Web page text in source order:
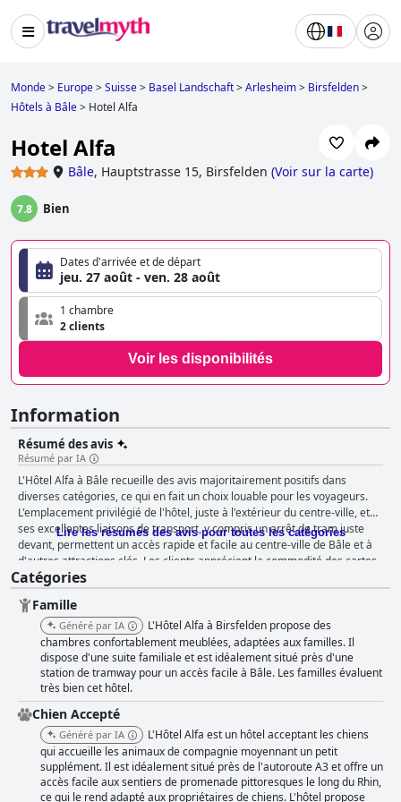
Monde> Europe>Suisse> Basel Landschaft>Arlesheim> Birsfelden>
Hôtels à Bâle> Hotel Alfa
Hotel Alfa
Bâle, Hauptstrasse 15, Birsfelden (Voir sur la carte)
7.8 Bien
Dates d'arrivée et de départ
jeu. 27 août - ven. 28 août
1 chambre
2 clients
Voir les disponibilités
Information
Résumé des avis
Résumé par IA
L'Hôtel Alfa à Bâle recueille des avis majoritairement positifs dans
diverses catégories, ce qui en fait un choix louable pour les voyageurs.
L'emplacement privilégié de l'hôtel, juste à l'extérieur du centre-ville, et
ses excellentes liaisons de transport, y compris un arrêt de tram juste
devant, permettent un accès rapide et facile au centre-ville de Bâle et à
d'autres attractions clés. Les clients apprécient la commodité des cartes
de transport public gratuites et l'accès facile aux principales autoroutes,
aux supermarchés et aux sentiers de randonnée pittoresques le long du
Rhin. La proximité des lieux d'affaires et des musées populaires renforce
encore son attrait. L'expérience du petit-déjeuner à l'Hôtel Alfa est
régulièrement saluée pour sa qualité et sa variété, de nombreux clients
soulignant la fraîcheur et l'abondance des options, notamment le
véritable fromage suisse. Bien que certains suggèrent des améliorations
en termes de variété et de réapprovisionnement, le sentiment général
est que le petit-déjeuner offre un début de journée satisfaisant et sain.
Bien que le restaurant de l'hôtel soit fermé depuis la pandémie, les
environs compensent avec une riche sélection de restaurants. Les clients
peuvent profiter d'une variété de restaurants, allant des authentiques
pizzerias italiennes aux restaurants thaïlandais tard le soir et à la cuisine
suisse traditionnelle, tous situés à quelques pas. Les avis sur les
Lire les résumés des avis pour toutes les catégories
Catégories
Famille
Généré par IA
L'Hôtel Alfa à Birsfelden propose des
chambres confortablement meublées, adaptées aux familles. Il
dispose d'une suite familiale et est idéalement situé près d'une
station de tramway pour un accès facile à Bâle. Les familles évaluent
très bien cet hôtel.
Chien Accepté
Généré par IA
L'Hôtel Alfa est un hôtel acceptant les chiens
qui accueille les animaux de compagnie moyennant un petit
supplément. Il est idéalement situé près de l'autoroute A3 et offre un
accès facile aux sentiers de promenade pittoresques le long du Rhin,
ce qui le rend adapté aux propriétaires de chiens. L'hôtel propose